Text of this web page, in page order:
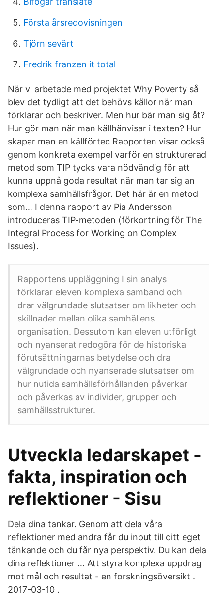
Första årsredovisningen
Tjörn sevärt
Fredrik franzen it total
När vi arbetade med projektet Why Poverty så
blev det tydligt att det behövs källor när man
förklarar och beskriver. Men hur bär man sig åt?
Hur gör man när man källhänvisar i texten? Hur
skapar man en källförtec Rapporten visar också
genom konkreta exempel varför en strukturerad
metod som TIP tycks vara nödvändig för att
kunna uppnå goda resultat när man tar sig an
komplexa samhällsfrågor. Det här är en metod
som… I denna rapport av Pia Andersson
introduceras TIP-metoden (förkortning för The
Integral Process for Working on Complex
Issues).
Rapportens uppläggning I sin analys
förklarar eleven komplexa samband och
drar välgrundade slutsatser om likheter och
skillnader mellan olika samhällens
organisation. Dessutom kan eleven utförligt
och nyanserat redogöra för de historiska
förutsättningarnas betydelse och dra
välgrundade och nyanserade slutsatser om
hur nutida samhällsförhållanden påverkar
och påverkas av individer, grupper och
samhällsstrukturer.
Utveckla ledarskapet -
fakta, inspiration och
reflektioner - Sisu
Dela dina tankar. Genom att dela våra
reflektioner med andra får du input till ditt eget
tänkande och du får nya perspektiv. Du kan dela
dina reflektioner … Att styra komplexa uppdrag
mot mål och resultat - en forskningsöversikt .
2017-03-10 .